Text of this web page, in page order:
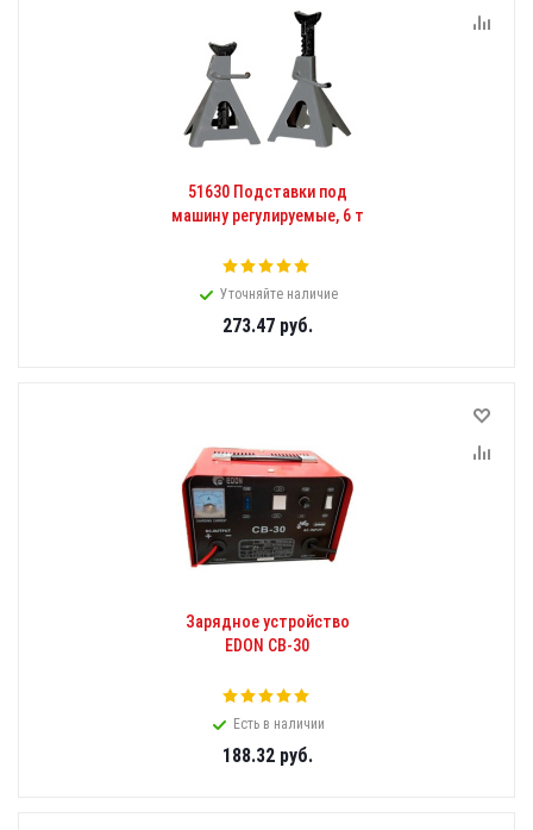
51630 Подставки под
машину регулируемые, 6 т
Уточняйте наличие
273.47руб.
Зарядное устройство
EDON CB-30
Есть в наличии
188.32руб.